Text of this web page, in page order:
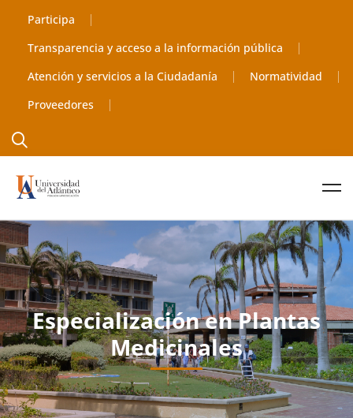
Participa
Transparencia y acceso a la información pública
Atención y servicios a la Ciudadanía
Normatividad
Proveedores
Especialización en Plantas
Medicinales